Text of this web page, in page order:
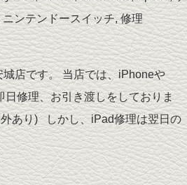
ニンテンドースイッチ,修理
店です。 当店では、iPhoneや
日修理、お引き渡しをしておりま
あり) しかし、iPad修理は翌日の